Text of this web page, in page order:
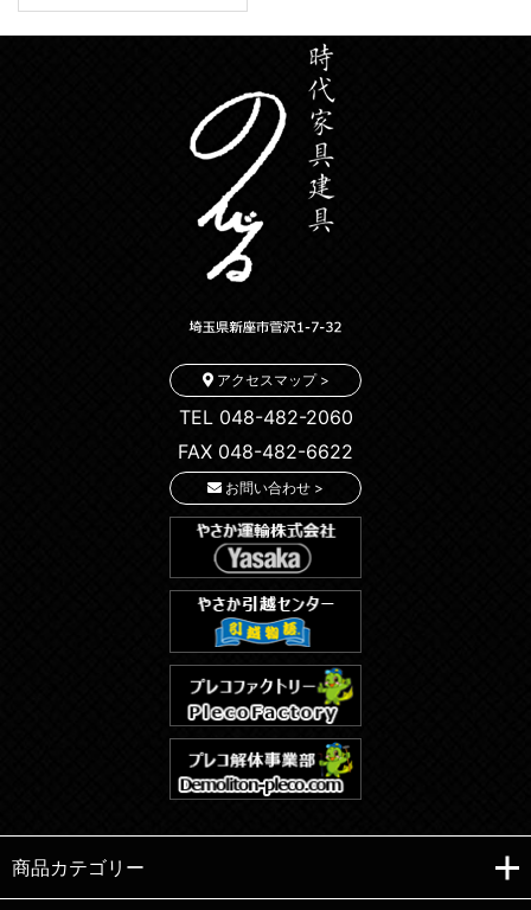
アクセスマップ >
TEL 048-482-2060
FAX 048-482-6622
お問い合わせ >
商品カテゴリー